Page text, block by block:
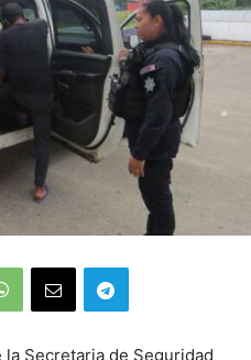
la Secretaria de Seguridad